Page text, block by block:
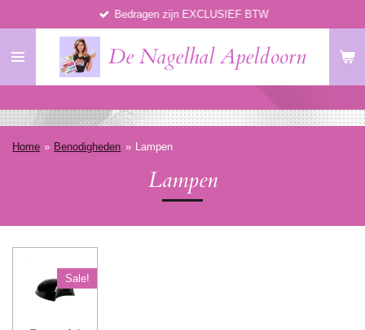
naar
hoofdinhoud
De Nagelhal Apeldoorn
Bedragen zijn EXCLUSIEF BTW
Home » Benodigheden » Lampen
Lampen
Sale!